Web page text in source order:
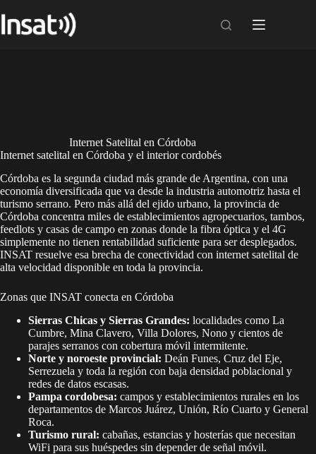
to
content
Internet Satelital en Córdoba
Internet satelital en Córdoba y el interior cordobés
Córdoba es la segunda ciudad más grande de Argentina, con una
economía diversificada que va desde la industria automotriz hasta el
turismo serrano. Pero más allá del ejido urbano, la provincia de
Córdoba concentra miles de establecimientos agropecuarios, tambos,
feedlots y casas de campo en zonas donde la fibra óptica y el 4G
simplemente no tienen rentabilidad suficiente para ser desplegados.
INSAT resuelve esa brecha de conectividad con internet satelital de
alta velocidad disponible en toda la provincia.
Zonas que INSAT conecta en Córdoba
Sierras Chicas y Sierras Grandes: localidades como La
Cumbre, Mina Clavero, Villa Dolores, Nono y cientos de
parajes serranos con cobertura móvil intermitente.
Norte y noroeste provincial: Deán Funes, Cruz del Eje,
Serrezuela y toda la región con baja densidad poblacional y
redes de datos escasas.
Pampa cordobesa: campos y establecimientos rurales en los
departamentos de Marcos Juárez, Unión, Río Cuarto y General
Roca.
Turismo rural: cabañas, estancias y hosterías que necesitan
WiFi para sus huéspedes sin depender de señal móvil.